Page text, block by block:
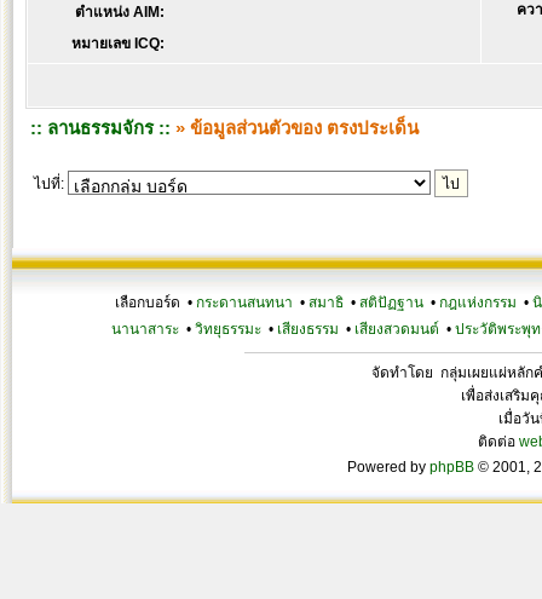
คว
ตำแหน่ง AIM:
หมายเลข ICQ:
:: ลานธรรมจักร :: » ข้อมูลส่วนตัวของ ตรงประเด็น
ไปที่:
เลือกบอร์ด • กระดานสนทนา • สมาธิ • สติปัฏฐาน • กฎแห่งกรรม •
นานาสาระ• วิทยุธรรมะ• เสียงธรรม • เสียงสวดมนต์ • ประวัติพระพุท
จัดทำโดย กลุ่มเผยแผ่หลัก
เพื่อส่งเสริม
เมื่อวั
ติดต่อ
Powered by phpBB © 2001,